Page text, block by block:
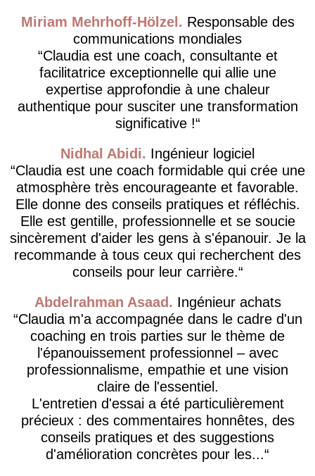
Miriam Mehrhoff-Hölzel
Responsable des
communications mondiales
Claudia est une coach, consultante et
facilitatrice exceptionnelle qui allie une
expertise approfondie à une chaleur
authentique pour susciter une transformation
significative !
Nidhal Abidi
Ingénieur logiciel
Claudia est une coach formidable qui crée une
atmosphère très encourageante et favorable.
Elle donne des conseils pratiques et réfléchis.
Elle est gentille, professionnelle et se soucie
sincèrement d'aider les gens à s'épanouir. Je la
recommande à tous ceux qui recherchent des
conseils pour leur carrière.
Abdelrahman Asaad
Ingénieur achats
Claudia m'a accompagnée dans le cadre d'un
coaching en trois parties sur le thème de
l'épanouissement professionnel – avec
professionnalisme, empathie et une vision
claire de l'essentiel.
L'entretien d'essai a été particulièrement
précieux : des commentaires honnêtes, des
conseils pratiques et des suggestions
d'amélioration concrètes pour les...